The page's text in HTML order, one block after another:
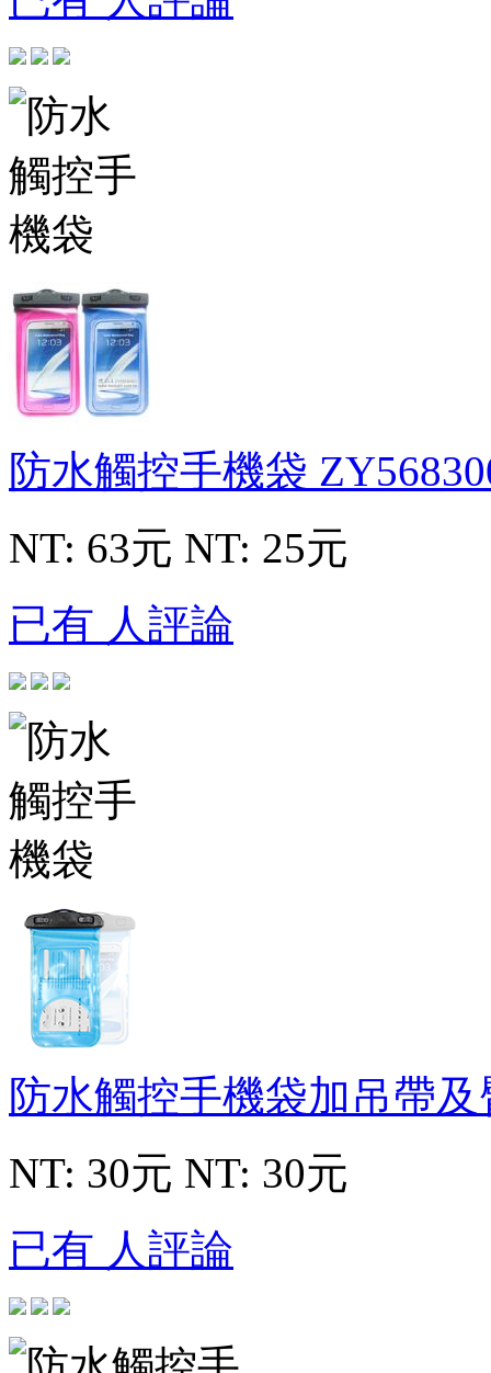
防水觸控手機袋
NT: 63元 NT: 25元
已有 人評論
防水觸控手機袋加吊帶
NT: 30元 NT: 30元
已有 人評論